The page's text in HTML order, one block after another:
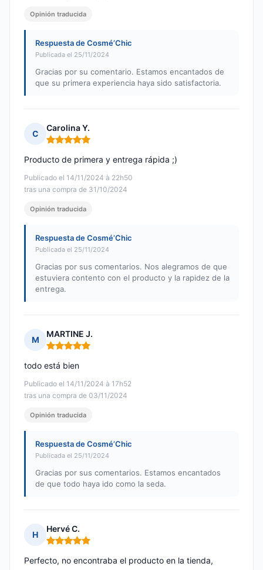
Opinión traducida
Respuesta de Cosmé’Chic
Publicada el 25/11/2024
Gracias por su comentario. Estamos encantados de
que su primera experiencia haya sido satisfactoria.
C
Carolina Y.
Nota: 5 de 5
Publicado el 14/11/2024 à 22h50
tras una compra de 31/10/2024
Producto de primera y entrega rápida ;)
Opinión traducida
Respuesta de Cosmé’Chic
Publicada el 25/11/2024
Gracias por sus comentarios. Nos alegramos de que
estuviera contento con el producto y la rapidez de la
entrega.
M
MARTINE J.
Nota: 5 de 5
Publicado el 14/11/2024 à 17h52
tras una compra de 03/11/2024
todo está bien
Opinión traducida
Respuesta de Cosmé’Chic
Publicada el 25/11/2024
Gracias por sus comentarios. Estamos encantados
de que todo haya ido como la seda.
H
Hervé C.
Nota: 5 de 5
Perfecto, no encontraba el producto en la tienda,